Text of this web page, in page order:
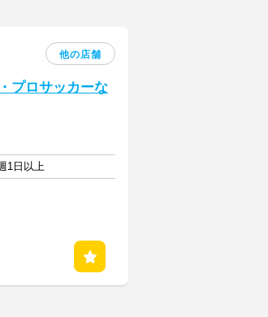
他の店舗
プロサッカーな
1日以上